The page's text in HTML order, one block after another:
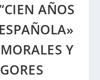
AÑOS
Y